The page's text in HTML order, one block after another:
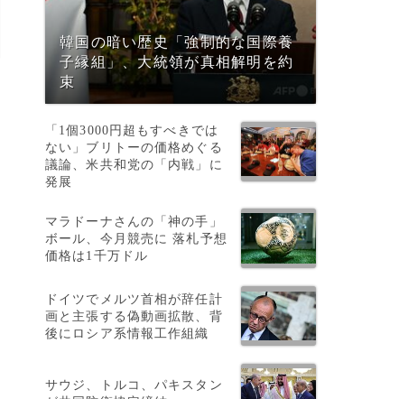
韓国の暗い歴史「強制的な国際養
子縁組」、大統領が真相解明を約
束
「1個3000円超もすべきでは
ない」ブリトーの価格めぐる
議論、米共和党の「内戦」に
発展
マラドーナさんの「神の手」
ボール、今月競売に 落札予想
価格は1千万ドル
ドイツでメルツ首相が辞任計
画と主張する偽動画拡散、背
後にロシア系情報工作組織
サウジ、トルコ、パキスタン